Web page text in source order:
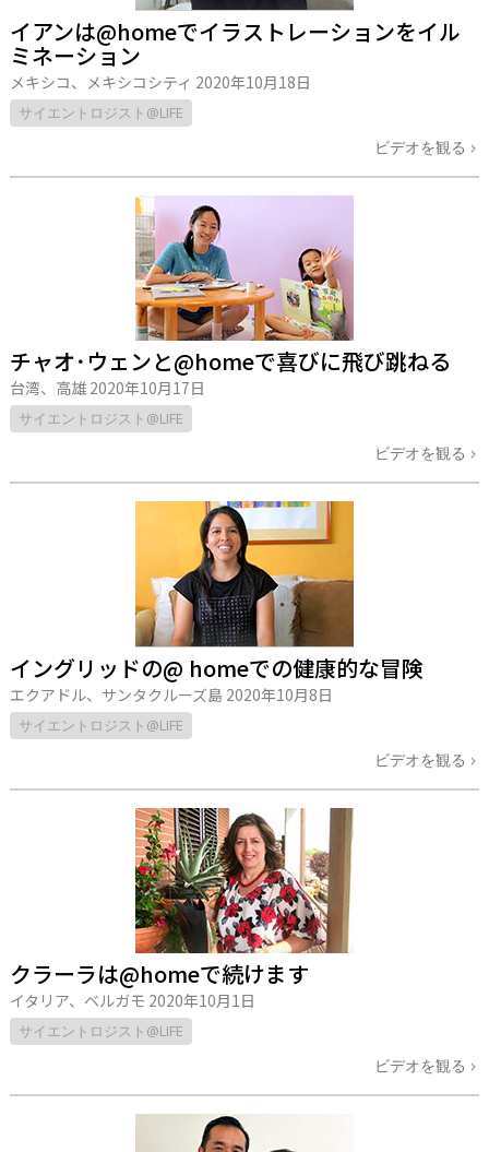
イアンは@homeでイラストレーションをイル
ミネーション
メキシコ、メキシコシティ 2020年10月18日
サイエントロジスト@LIFE
ビデオを観る
チャオ･ウェンと@homeで喜びに飛び跳ねる
台湾、高雄 2020年10月17日
サイエントロジスト@LIFE
ビデオを観る
イングリッドの@ homeでの健康的な冒険
エクアドル、サンタクルーズ島 2020年10月8日
サイエントロジスト@LIFE
ビデオを観る
クラーラは@homeで続けます
イタリア、ベルガモ 2020年10月1日
サイエントロジスト@LIFE
ビデオを観る